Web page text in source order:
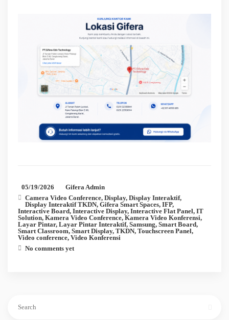
05/19/2026
Gifera Admin
Camera Video Conference, Display, Display Interaktif,
Display Interaktif TKDN, Gifera Smart Spaces, IFP,
Interactive Board, Interactive Display, Interactive Flat Panel, IT
Solution, Kamera Video Conference, Kamera Video Konferensi,
Layar Pintar, Layar Pintar Interaktif, Samsung, Smart Board,
Smart Classroom, Smart Display, TKDN, Touchscreen Panel,
Video conference, Video Konferensi
No comments yet